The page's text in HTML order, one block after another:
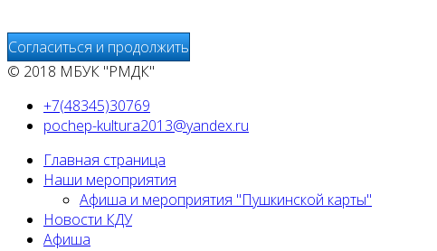
Согласиться и продолжить
© 2018 МБУК "РМДК"
+7(48345)30769
pochep-kultura2013@yandex.ru
Главная страница
Наши мероприятия
Афиша и мероприятия "Пушкинской карты"
Новости КДУ
Афиша